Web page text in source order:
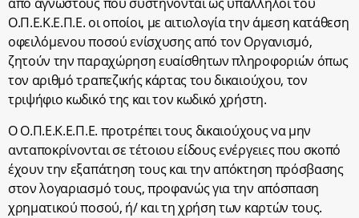
Ο.Π.Ε.Κ.Ε.Π.Ε. οι οποίοι, με αιτιολογία την άμεση κατάθεση
οφειλόμενου ποσού ενίσχυσης από τον Οργανισμό,
ζητούν την παραχώρηση ευαίσθητων πληροφοριών όπως
τον αριθμό τραπεζικής κάρτας του δικαιούχου, τον
τριψήφιο κωδικό της και τον κωδικό χρήστη.
Ο Ο.Π.Ε.Κ.Ε.Π.Ε. προτρέπει τους δικαιούχους να μην
ανταποκρίνονται σε τέτοιου είδους ενέργειες που σκοπό
έχουν την εξαπάτηση τους και την απόκτηση πρόσβασης
στον λογαριασμό τους, προφανώς για την απόσπαση
χρηματικού ποσού, ή/ και τη χρήση των καρτών τους.